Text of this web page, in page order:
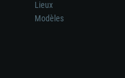
Lieux
Modèles